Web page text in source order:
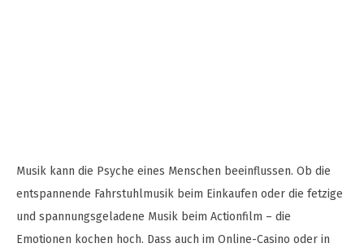
Musik kann die Psyche eines Menschen beeinflussen. Ob die
entspannende Fahrstuhlmusik beim Einkaufen oder die fetzige
und spannungsgeladene Musik beim Actionfilm – die
Emotionen kochen hoch. Dass auch im Online-Casino oder in